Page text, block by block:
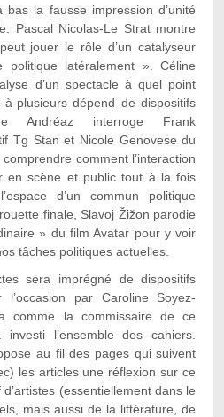
la fausse impression d’unité
Pascal Nicolas-Le Strat montre
jouer le rôle d’un catalyseur
politique latéralement ». Céline
d’un spectacle à quel point
à-plusieurs dépend de dispositifs
Andréaz interroge Frank
Tg Stan et Nicole Genovese du
comment l’interaction
en scène et public tout à la fois
d’un commun politique
finale, Slavoj Žižon parodie
» du film Avatar pour y voir
tâches politiques actuelles.
sera imprégné de dispositifs
l’occasion par Caroline Soyez-
comme la commissaire de ce
l’ensemble des cahiers.
au fil des pages qui suivent
les articles une réflexion sur ce
(essentiellement dans le
mais aussi de la littérature, de